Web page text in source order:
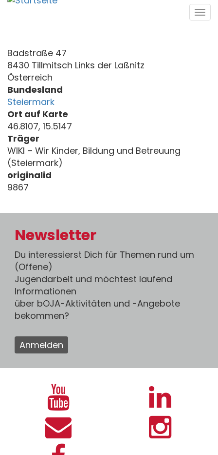
Direkt
Badstraße 47
8430 Tillmitsch Links der Laßnitz
Österreich
Bundesland
Steiermark
Ort auf Karte
46.8107, 15.5147
Träger
WIKI – Wir Kinder, Bildung und Betreuung
(Steiermark)
originalid
9867
Newsletter
Du interessierst Dich für Themen rund um
(Offene)
Jugendarbeit und möchtest laufend
Informationen
über bOJA-Aktivitäten und -Angebote
bekommen?
Anmelden